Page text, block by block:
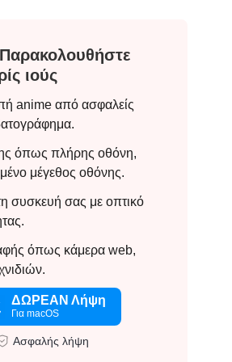
ιούς
anime από ασφαλείς
όπως πλήρης οθόνη,
μέγεθος οθόνης.
συσκευή σας με οπτικό
όπως κάμερα web,
ΔΩΡΕΑΝ Λήψη
Για macOS
Ασφαλής λήψη